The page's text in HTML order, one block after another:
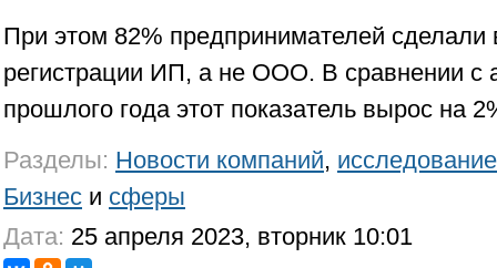
При этом 82% предпринимателей сделали
регистрации ИП, а не ООО. В сравнении с
прошлого года этот показатель вырос на
Разделы: Новости компаний, исследование
Бизнес и сферы
Дата: 25 апреля 2023, вторник 10:01